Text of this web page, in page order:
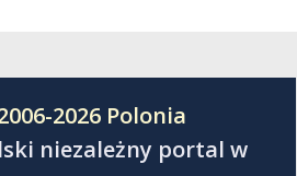
2026 Polonia
niezależny portal w